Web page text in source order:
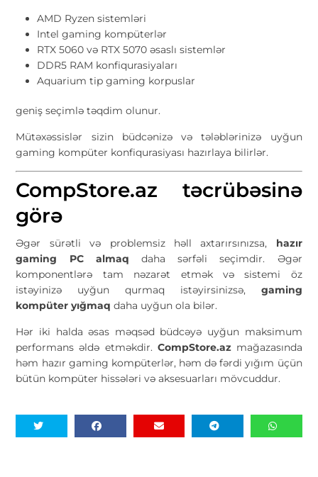
AMD Ryzen sistemləri
Intel gaming kompüterlər
RTX 5060 və RTX 5070 əsaslı sistemlər
DDR5 RAM konfiqurasiyaları
Aquarium tip gaming korpuslar
geniş seçimlə təqdim olunur.
Mütəxəssislər sizin büdcənizə və tələblərinizə uyğun
gaming kompüter konfiqurasiyası hazırlaya bilirlər.
CompStore.az təcrübəsinə
görə
Əgər sürətli və problemsiz həll axtarırsınızsa, hazır
gaming PC almaq daha sərfəli seçimdir. Əgər
komponentlərə tam nəzarət etmək və sistemi öz
istəyinizə uyğun qurmaq istəyirsinizsə, gaming
kompüter yığmaq daha uyğun ola bilər.
Hər iki halda əsas məqsəd büdcəyə uyğun maksimum
performans əldə etməkdir. CompStore.azmağazasında
həm hazır gaming kompüterlər, həm də fərdi yığım üçün
bütün kompüter hissələri və aksesuarları mövcuddur.